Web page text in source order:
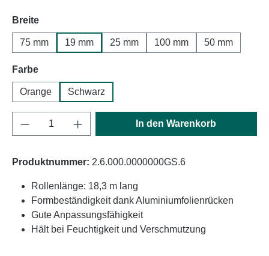
Breiteauswählen
75 mm 19 mm 25 mm 100 mm 50 mm
Farbeauswählen
Orange Schwarz
Produkt Anzahl: Gib den gewünschten
In den Warenkorb
Produktnummer: 2.6.000.0000000GS.6
Rollenlänge: 18,3 m lang
Formbeständigkeit dank Aluminiumfolienrücken
Gute Anpassungsfähigkeit
Hält bei Feuchtigkeit und Verschmutzung